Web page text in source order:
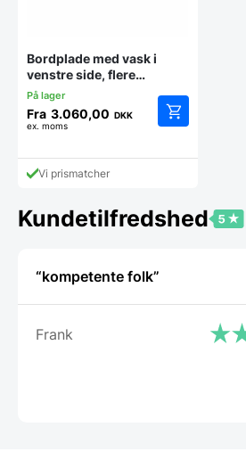
Bordplade med vask i
venstre side, flere
størrelser – Fagor
Fra 3.060,00 DKK
ex. moms
Mulighederne
kan
varesiden
Vi prismatcher
Kundetilfredshed
“kompetente folk”
Frank